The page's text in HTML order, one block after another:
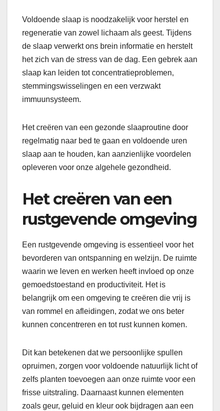
Voldoende slaap is noodzakelijk voor herstel en
regeneratie van zowel lichaam als geest. Tijdens
de slaap verwerkt ons brein informatie en herstelt
het zich van de stress van de dag. Een gebrek aan
slaap kan leiden tot concentratieproblemen,
stemmingswisselingen en een verzwakt
immuunsysteem.
Het creëren van een gezonde slaaproutine door
regelmatig naar bed te gaan en voldoende uren
slaap aan te houden, kan aanzienlijke voordelen
opleveren voor onze algehele gezondheid.
Het creëren van een
rustgevende omgeving
Een rustgevende omgeving is essentieel voor het
bevorderen van ontspanning en welzijn. De ruimte
waarin we leven en werken heeft invloed op onze
gemoedstoestand en productiviteit. Het is
belangrijk om een omgeving te creëren die vrij is
van rommel en afleidingen, zodat we ons beter
kunnen concentreren en tot rust kunnen komen.
Dit kan betekenen dat we persoonlijke spullen
opruimen, zorgen voor voldoende natuurlijk licht of
zelfs planten toevoegen aan onze ruimte voor een
frisse uitstraling. Daarnaast kunnen elementen
zoals geur, geluid en kleur ook bijdragen aan een